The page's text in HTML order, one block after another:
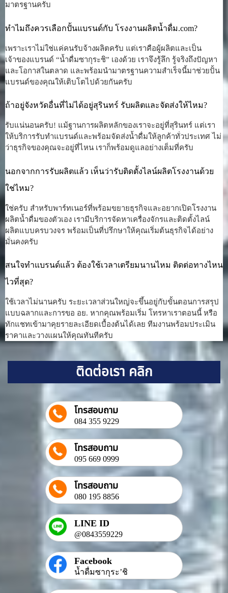
มาตรฐานครับ
ทำไมถึงควรเลือกปั้นแบรนด์กับ โรงงานผลิตน้ำดื่ม.com?
เพราะเราไม่ใช่แค่คนรับจ้างผลิตครับ แต่เราคือผู้ผลิตและเป็น
เจ้าของแบรนด์ “น้ำดื่มซากุระชิ” เองด้วย เราจึงรู้ลึก รู้จริงถึงปัญหา
และโอกาสในตลาด และพร้อมนำมาตรฐานความสำเร็จนี้มาช่วยปั้น
แบรนด์ของคุณให้เติบโตไปด้วยกันครับ
ถ้าอยู่จังหวัดอื่นที่ไม่ได้อยู่สุรินทร์ รับผลิตและจัดส่งให้ไหม?
รับแน่นอนครับ! แม้ฐานการผลิตหลักของเราจะอยู่ที่สุรินทร์ แต่เรา
ให้บริการรับทำแบรนด์และพร้อมจัดส่งน้ำดื่มให้ลูกค้าทั่วประเทศ ไม่
ว่าธุรกิจของคุณจะอยู่ที่ไหน เราก็พร้อมดูแลอย่างเต็มที่ครับ
นอกจากการรับผลิตแล้ว เห็นว่ารับติดตั้งไลน์ผลิตโรงงานด้วย
ใช่ไหม?
ใช่ครับ สำหรับพาร์ทเนอร์ที่พร้อมขยายธุรกิจและอยากเปิดโรงงาน
ผลิตน้ำดื่มของตัวเอง เรามีบริการจัดหาเครื่องจักรและติดตั้งไลน์
ผลิตแบบครบวงจร พร้อมเป็นที่ปรึกษาให้คุณเริ่มต้นธุรกิจได้อย่าง
มั่นคงครับ
สนใจทำแบรนด์แล้ว ต้องใช้เวลาเตรียมนานไหม ติดต่อทางไหน
ไวที่สุด?
ใช้เวลาไม่นานครับ ระยะเวลาส่วนใหญ่จะขึ้นอยู่กับขั้นตอนการสรุป
แบบฉลากและการขอ อย. หากคุณพร้อมเริ่ม โทรหาเราตอนนี้ หรือ
ทักแชทเข้ามาคุยรายละเอียดเบื้องต้นได้เลย ทีมงานพร้อมประเมิน
ราคาและวางแผนให้คุณทันทีครับ
ติดต่อเรา คลิก
โทรสอบถาม
084 355 9229
โทรสอบถาม
095 669 0999
โทรสอบถาม
080 195 8856
LINE ID
@0843559229
Facebook
น้ำดื่มซากุระ’ชิ